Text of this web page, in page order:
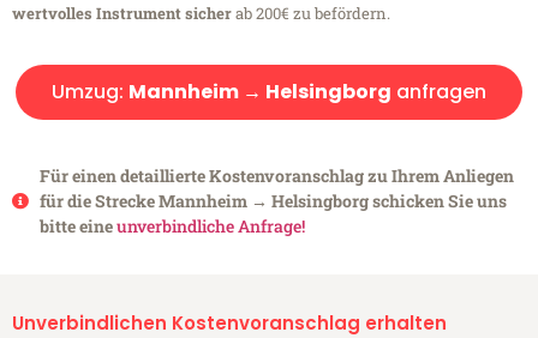
wertvolles Instrument sicherab 200€ zu befördern.
Umzug: Mannheim → Helsingborg anfragen
Für einen detaillierte Kostenvoranschlag zu Ihrem Anliegen
für die Strecke Mannheim → Helsingborg schicken Sie uns
bitte eineunverbindliche Anfrage!
Unverbindlichen Kostenvoranschlag erhalten